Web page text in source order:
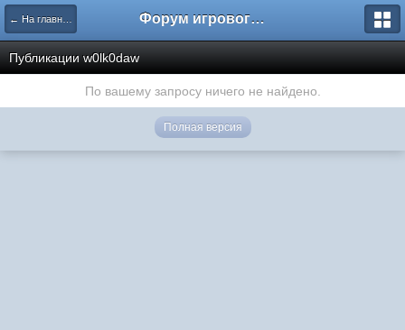
← На главную Форум игрового проекта Riverrise
Публикации w0lk0daw
По вашему запросу ничего не найдено.
Полная версия